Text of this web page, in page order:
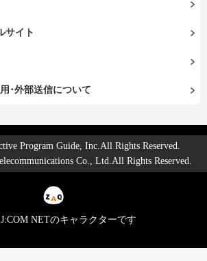
サイト
･外部送信について
Program Guide, Inc.All Rights Reserved.
Co., Ltd.All Rights Reserved.
NETのキャラクターです